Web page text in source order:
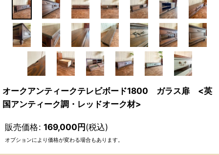
オークアンティークテレビボード1800 ガラス扉 <英
国アンティーク調・レッドオーク材>
販売価格: 169,000円(税込)
オプションにより価格が変わる場合もあります。